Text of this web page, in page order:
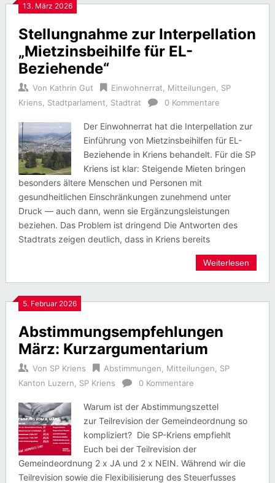
13. März 2026
Stellungnahme zur Interpellation
„Mietzinsbeihilfe für EL-
Beziehende“
Von Kathrin Gut Einwohnerrat Mitteilungen
SP
Kriens
Stadtparlament Stadtrat 0 Kommentare
Der Einwohnerrat hat die Interpellation zur
Einführung von Mietzinsbeihilfen für EL-
Beziehende in Kriens behandelt. Für die SP
Kriens ist klar: Steigende Mieten bringen
besonders ältere Menschen und Personen mit
gesundheitlichen Einschränkungen zunehmend unter
Druck — auch dann, wenn sie Ergänzungsleistungen
beziehen. Das Problem ist dringend Die Antworten des
Stadtrats zeigen deutlich, dass in Kriens bereits
Weiterlesen
5. Februar 2026
Abstimmungsempfehlungen
März: Kurzargumentarium
Von SP Kriens Abstimmungen Mitteilungen
SP
Kanton Luzern
SP Kriens 0 Kommentare
Warum ist der Abstimmungszettel
zur Teilrevision der Gemeindeordnung so
kompliziert? Die SP-Kriens empfiehlt
Euch bei der Teilrevision der
Gemeindeordnung 2 x JA und 2 x NEIN. Während wir die
Teilrevision sowie die Flexibilisierung des Steuerfusses